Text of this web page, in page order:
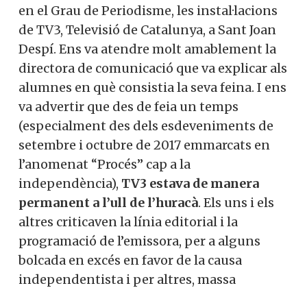
en el Grau de Periodisme, les instal·lacions
de TV3, Televisió de Catalunya, a Sant Joan
Despí. Ens va atendre molt amablement la
directora de comunicació que va explicar als
alumnes en què consistia la seva feina. I ens
va advertir que des de feia un temps
(especialment des dels esdeveniments de
setembre i octubre de 2017 emmarcats en
l’anomenat “Procés” cap a la
independència), TV3 estava de manera
permanent a l’ull de l’huracà. Els uns i els
altres criticaven la línia editorial i la
programació de l’emissora, per a alguns
bolcada en excés en favor de la causa
independentista i per altres, massa